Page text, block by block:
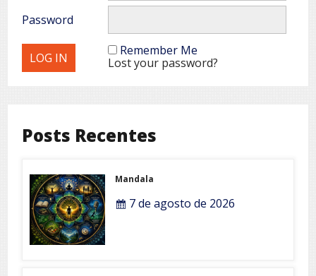
Password
Remember Me
Lost your password?
Posts Recentes
Mandala
7 de agosto de 2026